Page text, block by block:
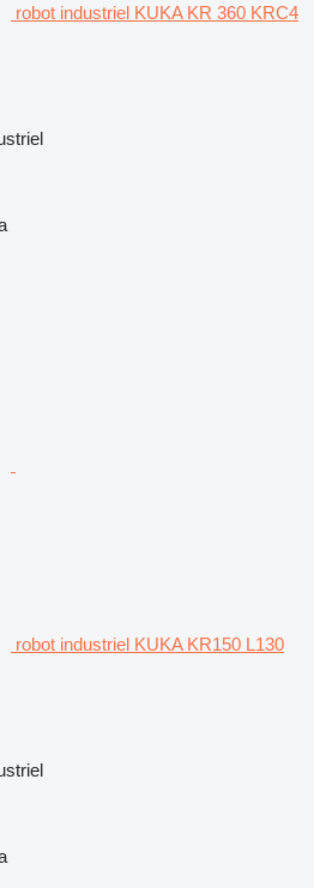
robot industriel KUKA KR 360 KRC4
robot industriel KUKA KR150 L130